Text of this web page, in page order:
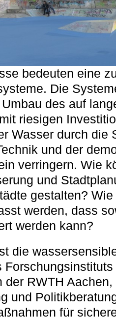
bedeuten eine
Die
des auf
riesigen
Wasser durch die
und der
verringern. Wie
und
gestalten?
werden, dass
werden kann?
die
der RWTH
und
für